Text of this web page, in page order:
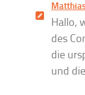
Hallo,
des
die
und